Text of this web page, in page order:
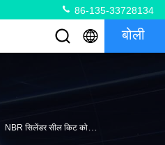
86-135-33728134
बोली
NBR सिलेंडर सील किट कोमात्सु PC600LC-7 PC600LC-8 पॉलीयूरेथेन सील फिटिंग 707-99-68580 707-99-69700